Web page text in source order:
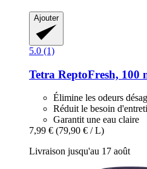
Ajouter
5.0 (1)
Tetra ReptoFresh, 100
Élimine les odeurs
Réduit le besoin
Garantit une eau claire
7,99 € (79,90 € / L)
Livraison jusqu'au 17 août